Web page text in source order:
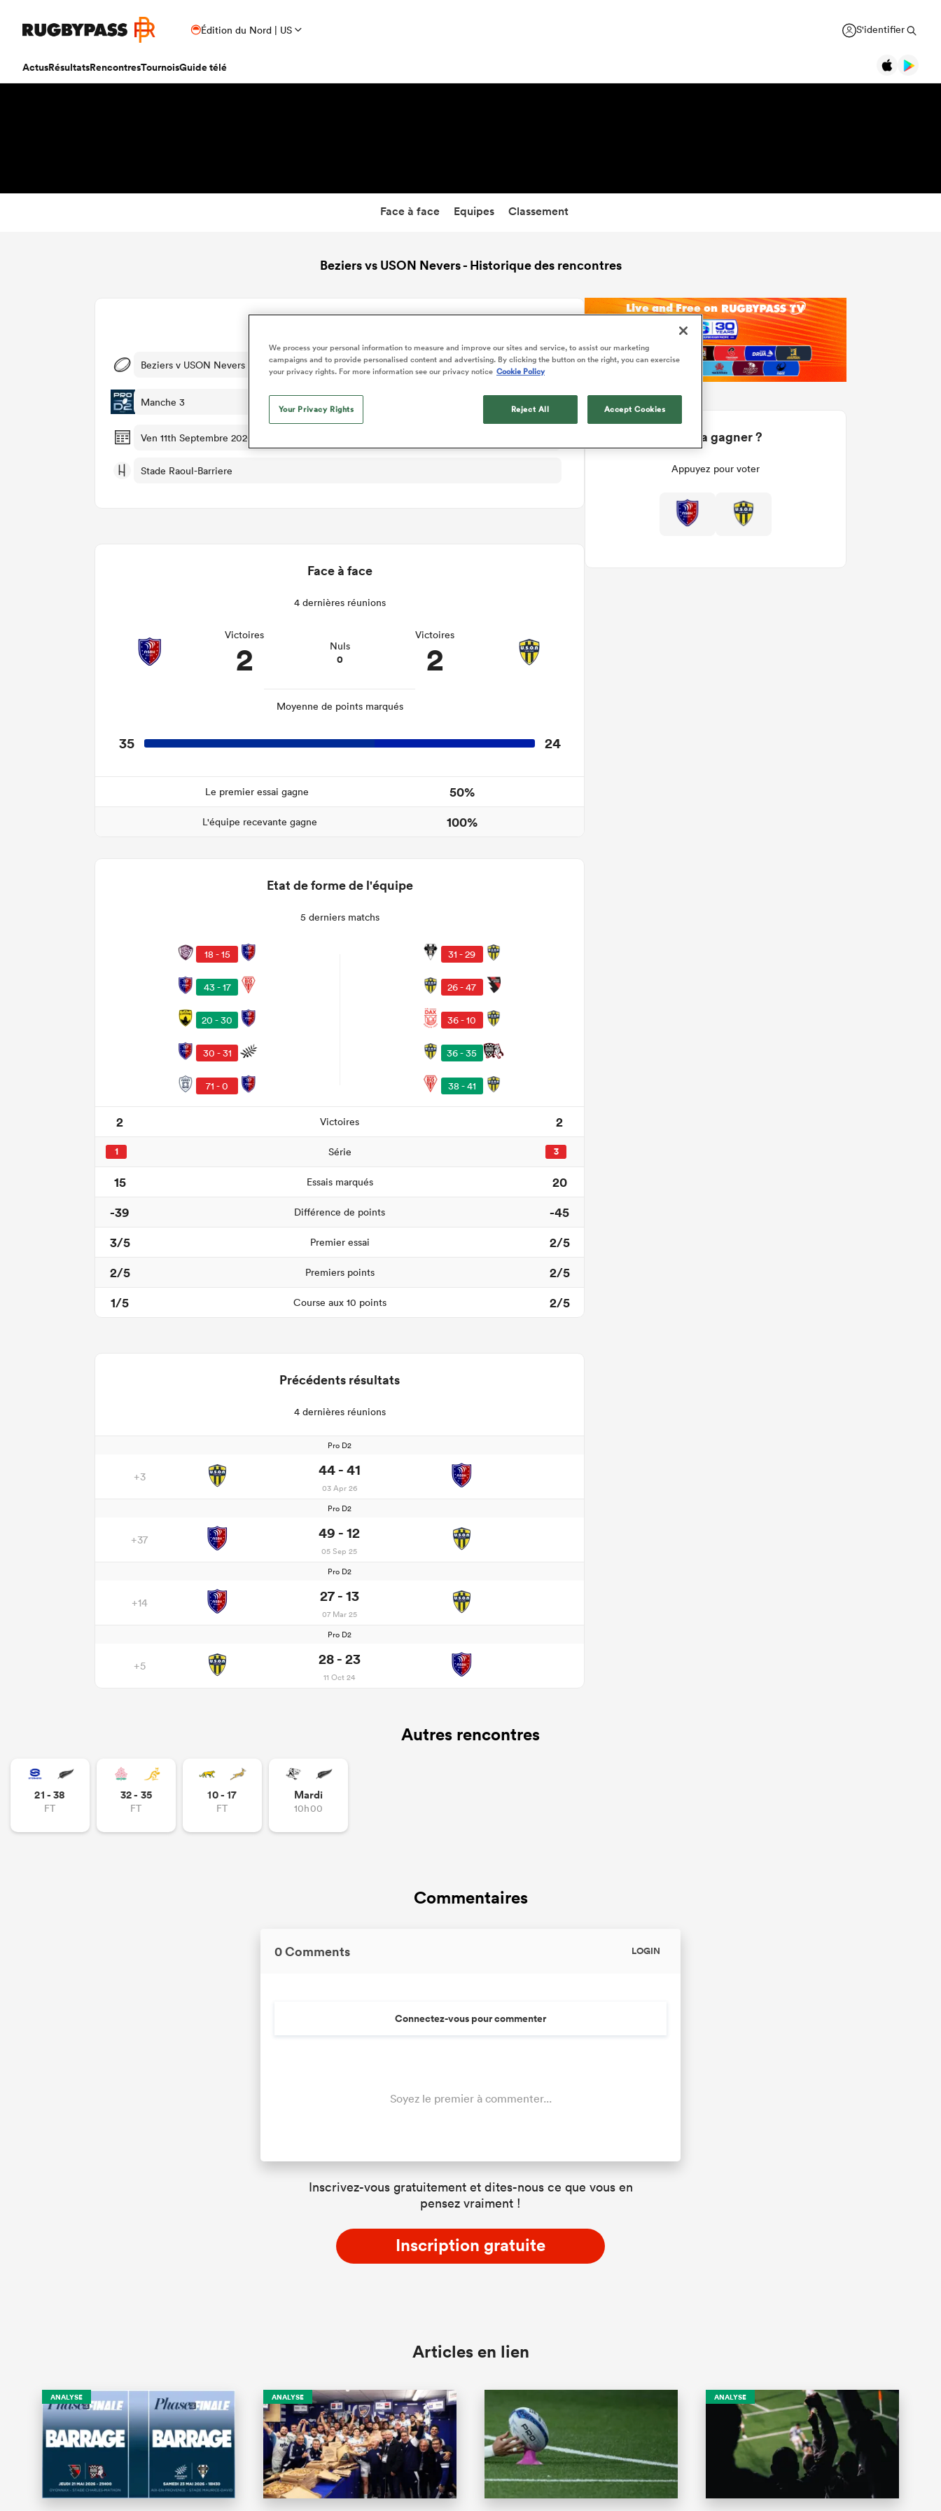
Édition du Nord | US S'identifier
ActusRésultatsRencontresTournoisGuide télé
Face à face Equipes Classement
Beziers vs USON Nevers - Historique des rencontres
Qui va gagner ?
Appuyez pour voter
Beziers v USON Nevers
Manche 3
Ven 11th Septembre 2026, 10:30am PDT
Stade Raoul-Barriere
Face à face
4 dernières réunions
Victoires
2 Nuls
0
Victoires
2
Moyenne de points marqués
35 24
Le premier essai gagne 50%
L'équipe recevante gagne 100%
Etat de forme de l'équipe
5 derniers matchs
18 - 15
43 - 17
20 - 30
30 - 31
71 - 0
31 - 29
26 - 47
36 - 10
36 - 35
38 - 41
2 Victoires 2
1 Série 3
15 Essais marqués
20
-39
Différence de points
-45
3/5
Premier essai
2/5
2/5
Premiers points
2/5
1/5
Course aux 10 points 2/5
Précédents résultats
4 dernières réunions
Pro D2
+3 44 - 41
03 Apr 26
Pro D2
+37 49 - 12
05 Sep 25
Pro D2
+14 27 - 13
07 Mar 25
Pro D2
+5 28 - 23
11 Oct 24
Autres rencontres
21 - 38
FT
32 - 35
FT
10 - 17
FT
Mardi
10h00
Commentaires
0 Comments LOGIN
Connectez-vous pour commenter
Soyez le premier à commenter...
Inscrivez-vous gratuitement et dites-nous ce que vous en
pensez vraiment !
Inscription gratuite
Articles en lien
ANALYSE ANALYSE ANALYSE
We process your personal information to measure and improve our sites and service, to assist our marketing
campaigns and to provide personalised content and advertising. By clicking the button on the right, you can exercise
your privacy rights. For more information see our privacy notice Cookie Policy
Your Privacy Rights Reject All Accept Cookies